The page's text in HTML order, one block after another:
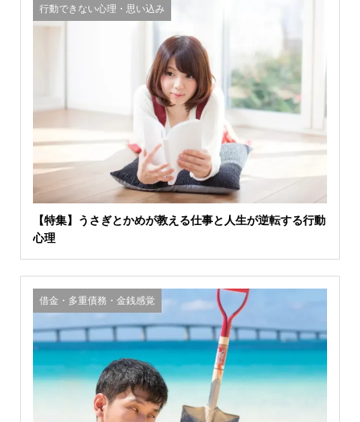
行動できない心理・思い込み
【特集】うさぎとかめが教える仕事と人生が逆転する行動
心理
借金・多重債務・金銭感覚